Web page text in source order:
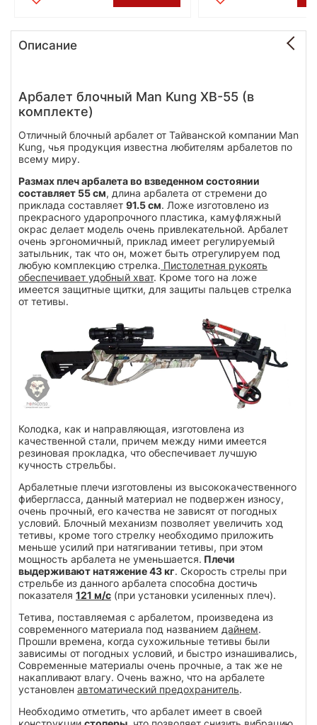
Описание
Арбалет блочный Man Kung XB-55 (в
комплекте)
Отличный блочный арбалет от Тайванской компании Man
Kung, чья продукция известна любителям арбалетов по
всему миру.
Размах плеч арбалета во взведенном состоянии
составляет 55 см, длина арбалета от стремени до
приклада составляет 91.5 см. Ложе изготовлено из
прекрасного ударопрочного пластика, камуфляжный
окрас делает модель очень привлекательной. Арбалет
очень эргономичный, приклад имеет регулируемый
затыльник, так что он, может быть отрегулируем под
любую комплекцию стрелка. Пистолетная рукоять
обеспечивает удобный хват. Кроме того на ложе
имеется защитные щитки, для защиты пальцев стрелка
от тетивы.
Колодка, как и направляющая, изготовлена из
качественной стали, причем между ними имеется
резиновая прокладка, что обеспечивает лучшую
кучность стрельбы.
Арбалетные плечи изготовлены из высококачественного
фибергласса, данный материал не подвержен износу,
очень прочный, его качества не зависят от погодных
условий. Блочный механизм позволяет увеличить ход
тетивы, кроме того стрелку необходимо приложить
меньше усилий при натягивании тетивы, при этом
мощность арбалета не уменьшается. Плечи
выдерживают натяжение 43 кг. Скорость стрелы при
стрельбе из данного арбалета способна достичь
показателя 121 м/с (при установки усиленных плеч).
Тетива, поставляемая с арбалетом, произведена из
современного материала под названием дайнем.
Прошли времена, когда сухожильные тетивы были
зависимы от погодных условий, и быстро изнашивались,
Современные материалы очень прочные, а так же не
накапливают влагу. Очень важно, что на арбалете
установлен автоматический предохранитель.
Необходимо отметить, что арбалет имеет в своей